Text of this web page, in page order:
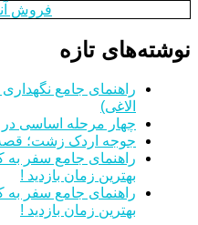
فروش
نوشته‌های تازه
راهنمای جامع
الاغی)
چهار مرحله اساسی در
جوجه اردک زشت؛
راهنمای جامع سفر به
بهترین زمان بازدید !
راهنمای جامع سفر به
بهترین زمان بازدید !